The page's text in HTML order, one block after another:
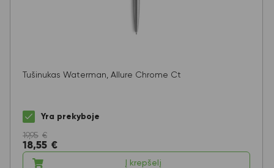
Tušinukas Waterman, Allure Chrome Ct
Yra prekyboje
19,95 €
18,55 €
Į krepšelį